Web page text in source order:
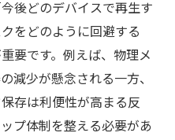
後どのデバイスで再生す
をどのように回避する
要です。例えば、物理メ
減少が懸念される一方、
存は利便性が高まる反
プ体制を整える必要があ